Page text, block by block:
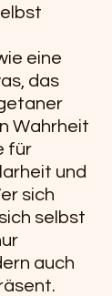
eine
das
Wahrheit
für
und
sich
selbst
auch